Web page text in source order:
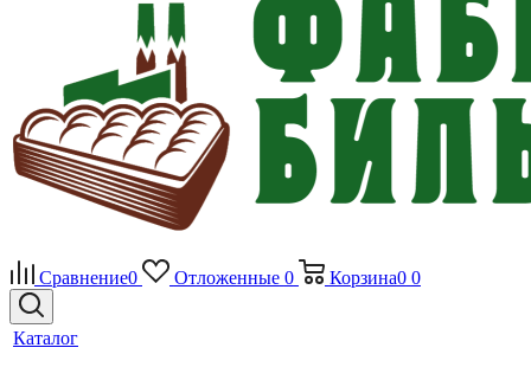
Сравнение0 Отложенные 0 Корзина0 0
Каталог